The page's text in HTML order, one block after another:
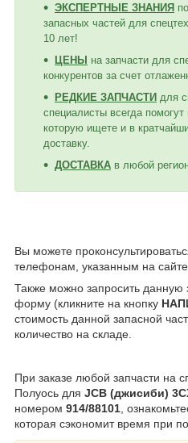
ЭКСПЕРТНЫЕ ЗНАНИЯ
запасных частей для
10 лет!
ЦЕНЫ на запчасти для
конкурентов за счет
РЕДКИЕ ЗАПЧАСТИ для
специалисты всегда помогут
которую ищете и в
доставку.
ДОСТАВКА в любой
Вы можете
телефонам, указанным на сайте.
Также можно запросить данную
форму (кликните на кнопку
стоимость данной запасной
количество на складе.
При заказе любой запчасти на
Полуось для JCB (джисиби)
номером 914/88101 ,
которая сэкономит время при